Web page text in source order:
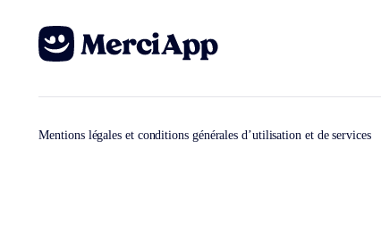
Mentions légales et conditions générales d’utilisation et de services